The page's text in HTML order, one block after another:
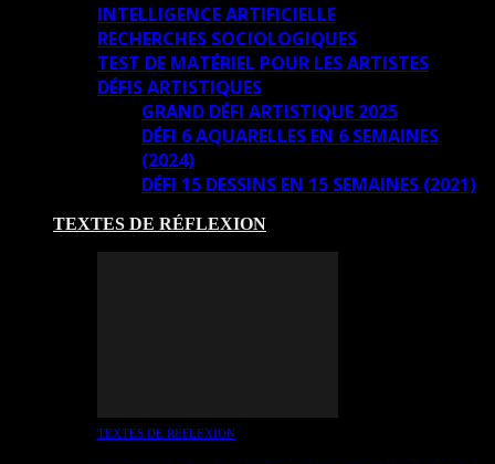
INTELLIGENCE ARTIFICIELLE
RECHERCHES SOCIOLOGIQUES
TEST DE MATÉRIEL POUR LES ARTISTES
DÉFIS ARTISTIQUES
GRAND DÉFI ARTISTIQUE 2025
DÉFI 6 AQUARELLES EN 6 SEMAINES
(2024)
DÉFI 15 DESSINS EN 15 SEMAINES (2021)
TEXTES DE RÉFLEXION
TEXTES DE RÉFLEXION